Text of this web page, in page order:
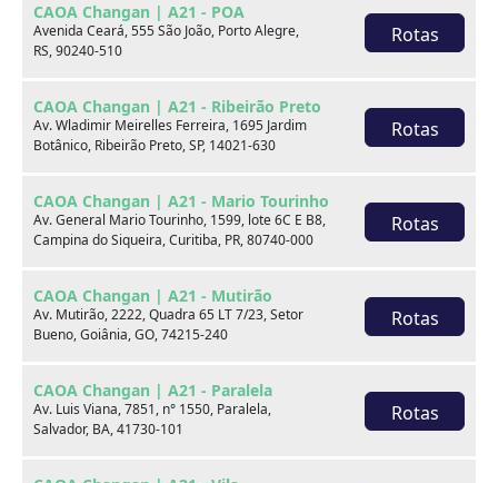
CAOA Changan | A21 - POA
Avenida Ceará, 555 São João, Porto Alegre,
RS, 90240-510
Rotas
CAOA Changan | A21 - Ribeirão Preto
Av. Wladimir Meirelles Ferreira, 1695 Jardim
Botânico, Ribeirão Preto, SP, 14021-630
Rotas
CAOA Changan | A21 - Mario Tourinho
Av. General Mario Tourinho, 1599, lote 6C E B8,
Campina do Siqueira, Curitiba, PR, 80740-000
Rotas
CAOA Changan | A21 - Mutirão
Av. Mutirão, 2222, Quadra 65 LT 7/23, Setor
Bueno, Goiânia, GO, 74215-240
Rotas
CAOA Changan | A21 - Paralela
Av. Luis Viana, 7851, n° 1550, Paralela,
Salvador, BA, 41730-101
Rotas
Marca
Ver estoque
Escolha por categoria
Hatch